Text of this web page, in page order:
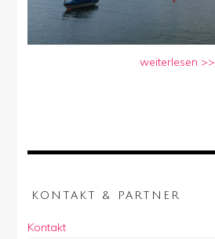
weiterlesen >>
KONTAKT & PARTNER
Kontakt